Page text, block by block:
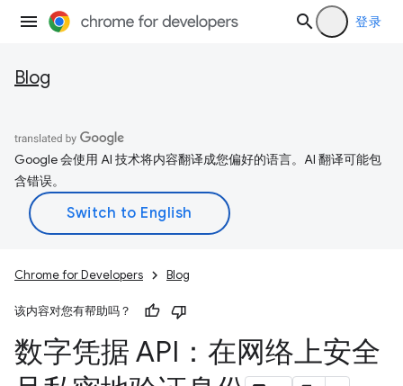
登录
Blog
Google 会使用 AI 技术将内容翻译成您偏好的语言。AI 翻译可能包
含错误。
Chrome for Developers Blog
该内容对您有帮助吗？
数字凭据 API：在网络上安全